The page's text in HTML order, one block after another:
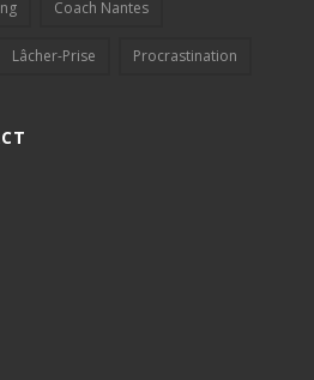
Coach Nantes
Lâcher-Prise Procrastination